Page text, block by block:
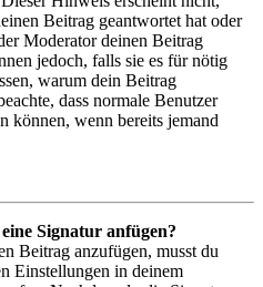
Beitrag geantwortet hat oder
Moderator deinen Beitrag
jedoch, falls sie es für nötig
warum dein Beitrag
dass normale Benutzer
können, wenn bereits jemand
Signatur anfügen?
Beitrag anzufügen, musst du
Einstellungen in deinem